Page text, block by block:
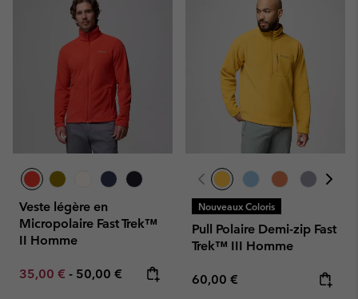
Veste légère en
Micropolaire Fast Trek™
II Homme
Minimum sale price:
35,00 € - Maximum price:
50,00 €
Nouveaux Coloris
Pull Polaire Demi-zip Fast
Trek™ III Homme
Regular price:
60,00 €